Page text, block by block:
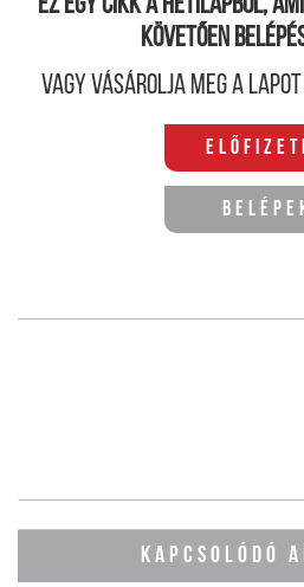
Ez egy cikk a hetilapból,
követően
Vagy vásárolja meg a
KAPCSOLÓDÓ